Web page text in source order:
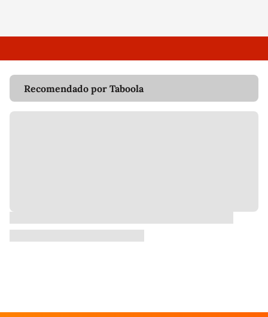
Recomendado por Taboola